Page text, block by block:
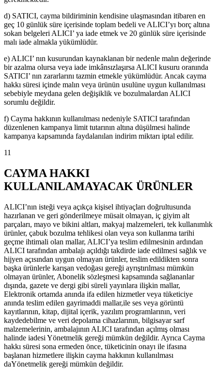
d) SATICI, cayma bildiriminin kendisine ulaşmasından itibaren en
geç 10 günlük süre içerisinde toplam bedeli ve ALICI’yı borç altına
sokan belgeleri ALICI’ ya iade etmek ve 20 günlük süre içerisinde
malı iade almakla yükümlüdür.
e) ALICI’ nın kusurundan kaynaklanan bir nedenle malın değerinde
bir azalma olursa veya iade imkânsızlaşırsa ALICI kusuru oranında
SATICI’ nın zararlarını tazmin etmekle yükümlüdür. Ancak cayma
hakkı süresi içinde malın veya ürünün usulüne uygun kullanılması
sebebiyle meydana gelen değişiklik ve bozulmalardan ALICI
sorumlu değildir.
f) Cayma hakkının kullanılması nedeniyle SATICI tarafından
düzenlenen kampanya limit tutarının altına düşülmesi halinde
kampanya kapsamında faydalanılan indirim miktarı iptal edilir.
11
CAYMA HAKKI
KULLANILAMAYACAK ÜRÜNLER
ALICI’nın isteği veya açıkça kişisel ihtiyaçları doğrultusunda
hazırlanan ve geri gönderilmeye müsait olmayan, iç giyim alt
parçaları, mayo ve bikini altları, makyaj malzemeleri, tek kullanımlık
ürünler, çabuk bozulma tehlikesi olan veya son kullanma tarihi
geçme ihtimali olan mallar, ALICI’ya teslim edilmesinin ardından
ALICI tarafından ambalajı açıldığı takdirde iade edilmesi sağlık ve
hijyen açısından uygun olmayan ürünler, teslim edildikten sonra
başka ürünlerle karışan vedoğası gereği ayrıştırılması mümkün
olmayan ürünler, Abonelik sözleşmesi kapsamında sağlananlar
dışında, gazete ve dergi gibi süreli yayınlara ilişkin mallar,
Elektronik ortamda anında ifa edilen hizmetler veya tüketiciye
anında teslim edilen gayrimaddi mallar,ile ses veya görüntü
kayıtlarının, kitap, dijital içerik, yazılım programlarının, veri
kaydedebilme ve veri depolama cihazlarının, bilgisayar sarf
malzemelerinin, ambalajının ALICI tarafından açılmış olması
halinde iadesi Yönetmelik gereği mümkün değildir. Ayrıca Cayma
hakkı süresi sona ermeden önce, tüketicinin onayı ile ifasına
başlanan hizmetlere ilişkin cayma hakkının kullanılması
daYönetmelik gereği mümkün değildir.